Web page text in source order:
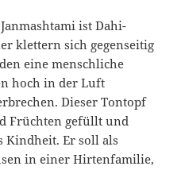
ist Dahi-
klettern sich gegenseitig
eine menschliche
hoch in der Luft
Dieser Tontopf
Früchten gefüllt und
Kindheit. Er soll als
in einer Hirtenfamilie,